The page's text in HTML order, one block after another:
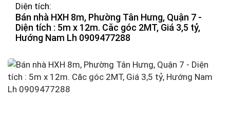
Diện tích:
Bán nhà HXH 8m, Phường Tân Hưng, Quận 7 -
Diện tích : 5m x 12m. Căc góc 2MT, Giá 3,5 tỷ,
Hướng Nam Lh 0909477288